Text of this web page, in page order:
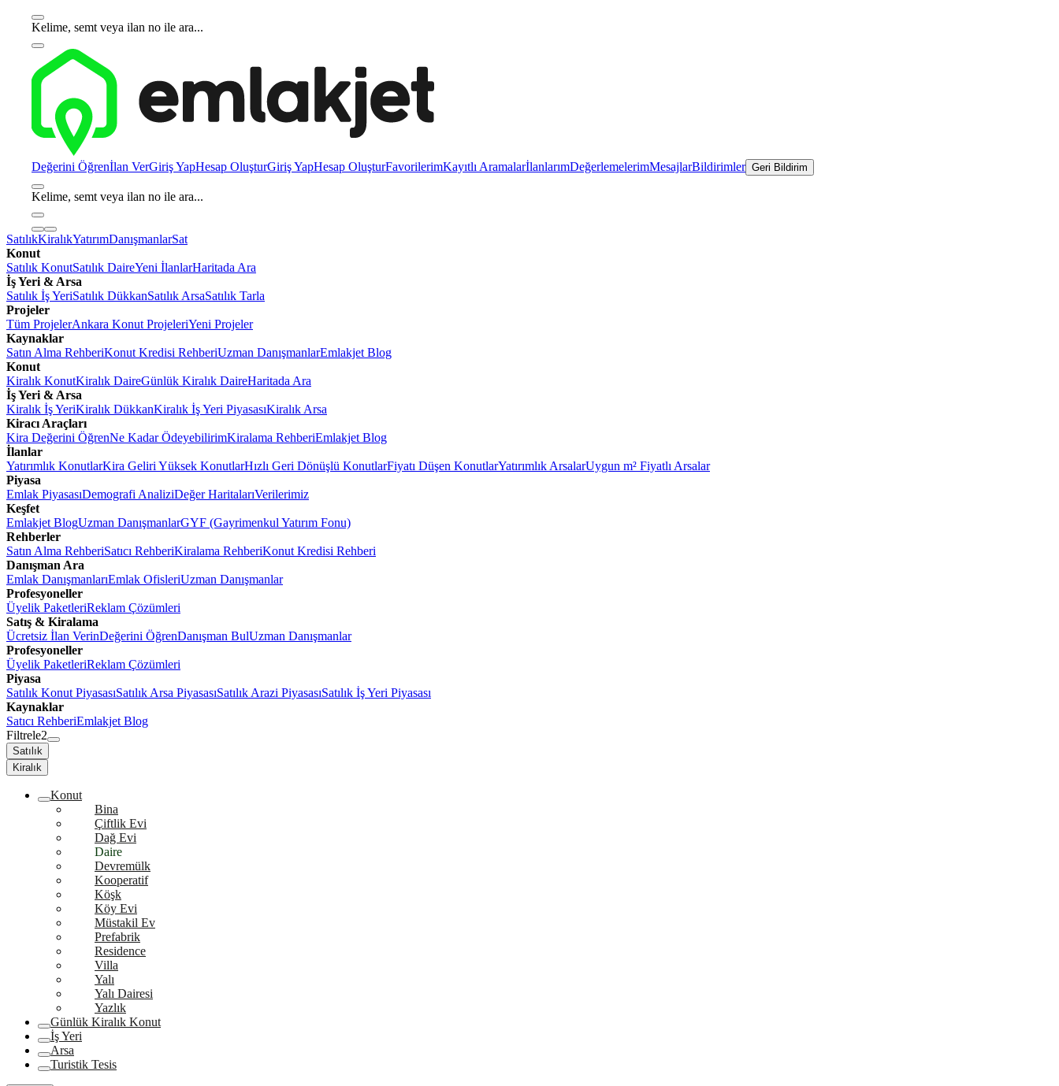
Kelime, semt veya ilan no ile ara...
Değerini Öğrenİlan VerGiriş YapHesap OluşturGiriş YapHesap OluşturFavorilerimKayıtlı AramalarİlanlarımDeğerlemelerimMesajlarBildirimler Geri Bildirim
Kelime, semt veya ilan no ile ara...
SatılıkKiralıkYatırımDanışmanlarSat
Konut
Satılık KonutSatılık DaireYeni İlanlarHaritada Ara
İş Yeri & Arsa
Satılık İş YeriSatılık DükkanSatılık ArsaSatılık Tarla
Projeler
Tüm ProjelerAnkara Konut ProjeleriYeni Projeler
Kaynaklar
Satın Alma RehberiKonut Kredisi RehberiUzman DanışmanlarEmlakjet Blog
Konut
Kiralık KonutKiralık DaireGünlük Kiralık DaireHaritada Ara
İş Yeri & Arsa
Kiralık İş YeriKiralık DükkanKiralık İş Yeri PiyasasıKiralık Arsa
Kiracı Araçları
Kira Değerini ÖğrenNe Kadar ÖdeyebilirimKiralama RehberiEmlakjet Blog
İlanlar
Yatırımlık KonutlarKira Geliri Yüksek KonutlarHızlı Geri Dönüşlü KonutlarFiyatı Düşen KonutlarYatırımlık ArsalarUygun m² Fiyatlı Arsalar
Piyasa
Emlak PiyasasıDemografi AnaliziDeğer HaritalarıVerilerimiz
Keşfet
Emlakjet BlogUzman DanışmanlarGYF (Gayrimenkul Yatırım Fonu)
Rehberler
Satın Alma RehberiSatıcı RehberiKiralama RehberiKonut Kredisi Rehberi
Danışman Ara
Emlak DanışmanlarıEmlak OfisleriUzman Danışmanlar
Profesyoneller
Üyelik PaketleriReklam Çözümleri
Satış & Kiralama
Ücretsiz İlan VerinDeğerini ÖğrenDanışman BulUzman Danışmanlar
Profesyoneller
Üyelik PaketleriReklam Çözümleri
Piyasa
Satılık Konut PiyasasıSatılık Arsa PiyasasıSatılık Arazi PiyasasıSatılık İş Yeri Piyasası
Kaynaklar
Satıcı RehberiEmlakjet Blog
Filtrele2
Satılık
Kiralık
Konut
Bina
Çiftlik Evi
Dağ Evi
Daire
Devremülk
Kooperatif
Köşk
Köy Evi
Müstakil Ev
Prefabrik
Residence
Villa
Yalı
Yalı Dairesi
Yazlık
Günlük Kiralık Konut
İş Yeri
Arsa
Turistik Tesis